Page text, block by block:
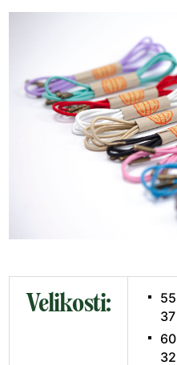
Velikosti: